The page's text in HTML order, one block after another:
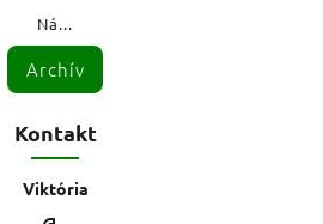
Ná...
Archív
Kontakt
Viktória